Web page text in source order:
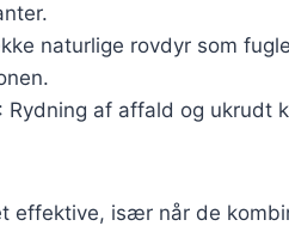
naturlige rovdyr som
: Rydning af affald og ukrudt
effektive, især når de